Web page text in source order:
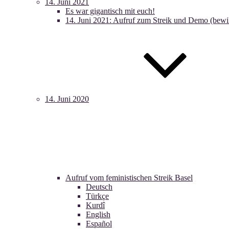
14. Juni 2021
Es war gigantisch mit euch!
14. Juni 2021: Aufruf zum Streik und Demo
14. Juni 2020
Aufruf vom feministischen Streik Basel
Deutsch
Türkçe
Kurdî
English
Español